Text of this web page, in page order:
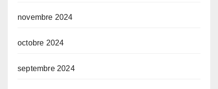
novembre 2024
octobre 2024
septembre 2024